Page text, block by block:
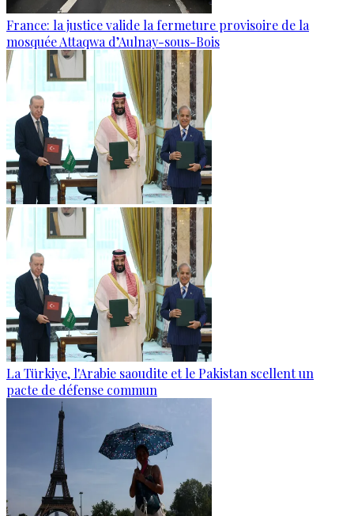
France: la justice valide la fermeture provisoire de la
mosquée Attaqwa d’Aulnay-sous-Bois
La Türkiye, l'Arabie saoudite et le Pakistan scellent un
pacte de défense commun